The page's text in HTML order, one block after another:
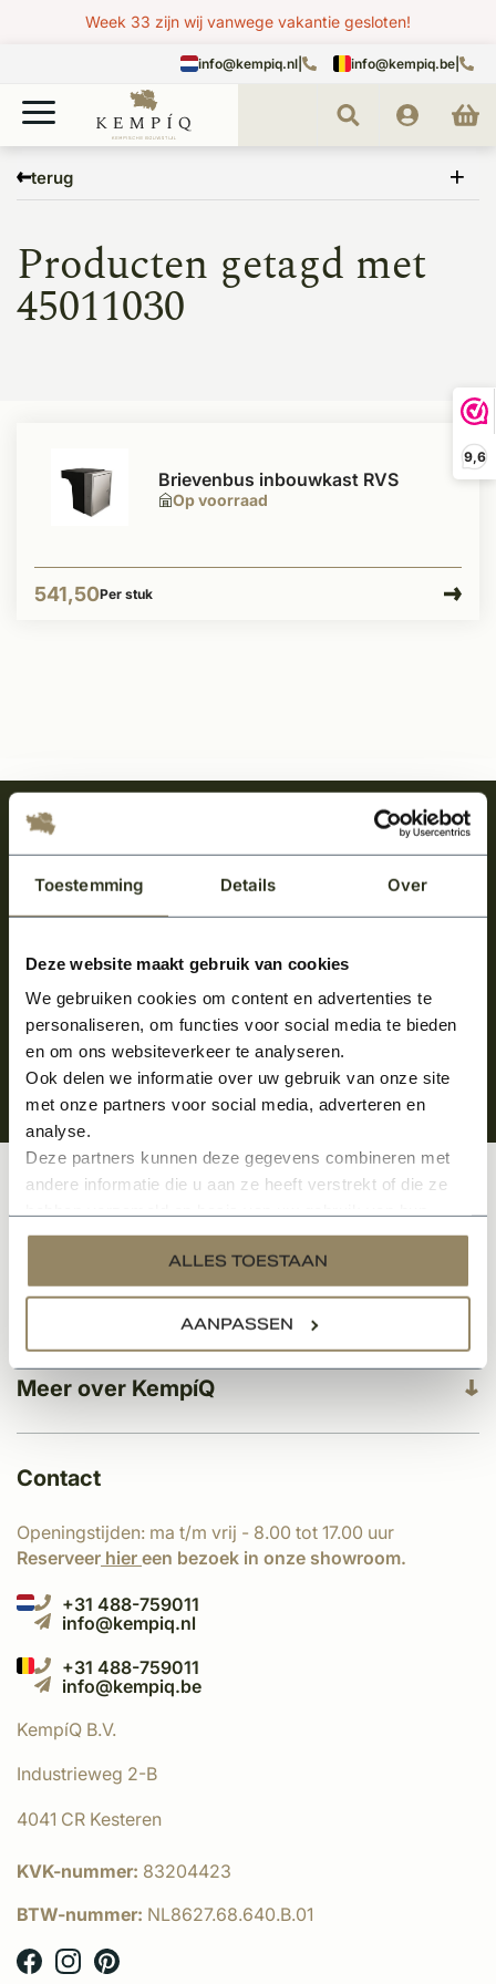
Toestemming Details Over
Deze website maakt gebruik van cookies
We gebruiken cookies om content en advertenties te
personaliseren, om functies voor social media te bieden
en om ons websiteverkeer te analyseren.
Ook delen we informatie over uw gebruik van onze site
met onze partners voor social media, adverteren en
analyse.
Deze partners kunnen deze gegevens combineren met
andere informatie die u aan ze heeft verstrekt of die ze
services.
ALLES TOESTAAN
AANPASSEN
9,6
Week 33 zijn wij vanwege vakantie gesloten!
info@kempiq.nl info@kempiq.be
terug
45011030
Producten getagd met
45011030
Op voorraad
Brievenbus inbouwkast RVS
541,50Per stuk
Meld je aan en ontvang het laatste nieuws
over onze kempische bouwstijl!
Aanmelden voor de nieuwsbrief
Meer over KempíQ
Klantenservice
Categorieën
Contact
Openingstijden: ma t/m vrij - 8.00 tot 17.00 uur
Reserveer hier een bezoek in onze showroom.
+31 488-759011
info@kempiq.nl
+31 488-759011
info@kempiq.be
KempíQ B.V.
Industrieweg 2-B
4041 CR Kesteren
KVK-nummer: 83204423
BTW-nummer: NL8627.68.640.B.01